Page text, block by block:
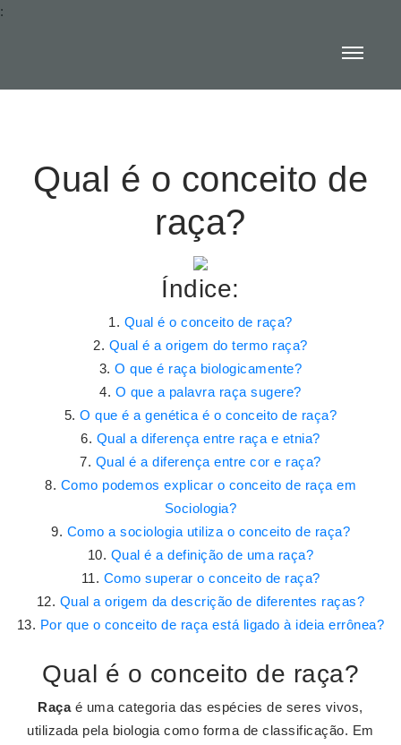
:
Qual é o conceito de
raça?
Índice:
Qual é o conceito de raça?
Qual é a origem do termo raça?
O que é raça biologicamente?
O que a palavra raça sugere?
O que é a genética é o conceito de raça?
Qual a diferença entre raça e etnia?
Qual é a diferença entre cor e raça?
Como podemos explicar o conceito de raça em
Sociologia?
Como a sociologia utiliza o conceito de raça?
Qual é a definição de uma raça?
Como superar o conceito de raça?
Qual a origem da descrição de diferentes raças?
Por que o conceito de raça está ligado à ideia errônea?
Qual é o conceito de raça?
Raçaé uma categoria das espécies de seres vivos,
utilizada pela biologia como forma de classificação. Em